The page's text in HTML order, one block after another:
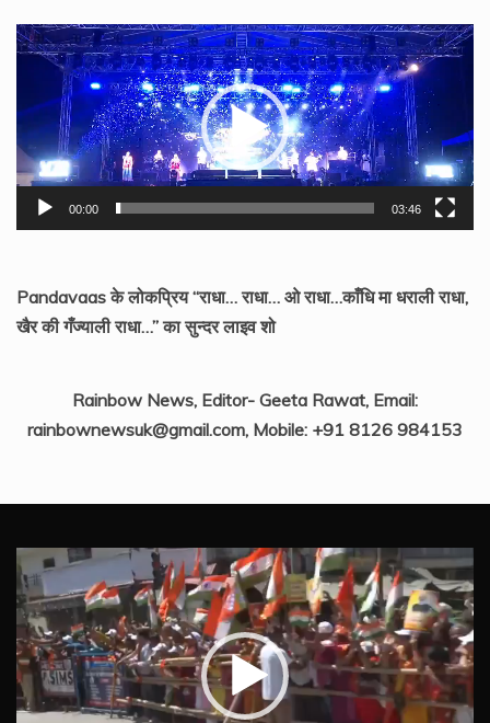
Video
Player
00:00 03:46
Pandavaas के लोकप्रिय “राधा… राधा… ओ राधा…काँधि मा धराली राधा,
खैर की गँज्याली राधा…” का सुन्दर लाइव शो
Rainbow News, Editor- Geeta Rawat, Email:
rainbownewsuk@gmail.com, Mobile: +91 8126 984153
Video
Player